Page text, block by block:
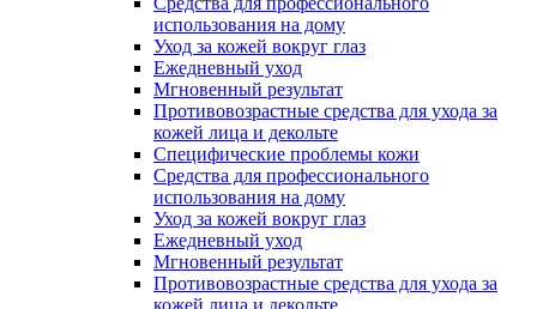
использования на дому
Уход за кожей вокруг глаз
Ежедневный уход
Мгновенный результат
Противовозрастные средства для ухода за
кожей лица и декольте
Специфические проблемы кожи
Средства для профессионального
использования на дому
Уход за кожей вокруг глаз
Ежедневный уход
Мгновенный результат
Противовозрастные средства для ухода за
кожей лица и декольте